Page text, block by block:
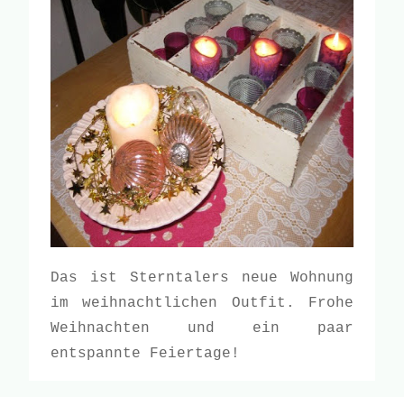
Das ist Sterntalers neue Wohnung
im weihnachtlichen Outfit. Frohe
Weihnachten und ein paar
entspannte Feiertage!